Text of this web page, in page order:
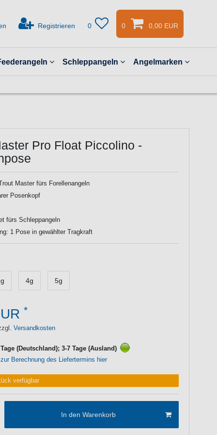
Registrieren 0 0 0,00 EUR
Schleppangeln Angelmarken
Pro Float Piccolino -
Master fürs Forellenangeln
Posenkopf
fürs Schleppangeln
1 Pose in gewählter Tragkraft
4g 5g
*
Versandkosten
(Deutschland); 3-7 Tage (Ausland)
Berechnung des Liefertermins hier
verfügbar
In den Warenkorb